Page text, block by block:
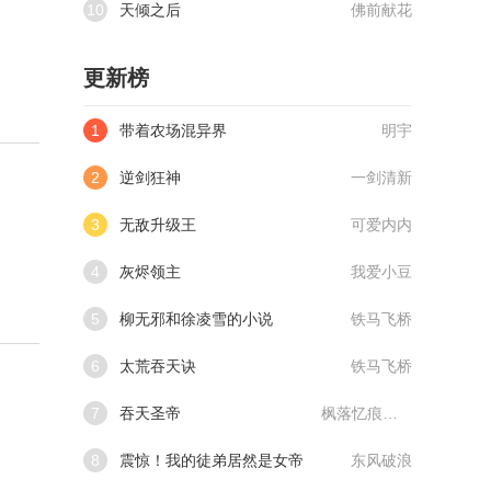
10 天倾之后 佛前献花
更新榜
1 带着农场混异界 明宇
2 逆剑狂神 一剑清新
3 无敌升级王 可爱内内
4 灰烬领主 我爱小豆
5 柳无邪和徐凌雪的小说 铁马飞桥
6 太荒吞天诀 铁马飞桥
7 吞天圣帝
8 震惊！我的徒弟居然是女帝 东风破浪